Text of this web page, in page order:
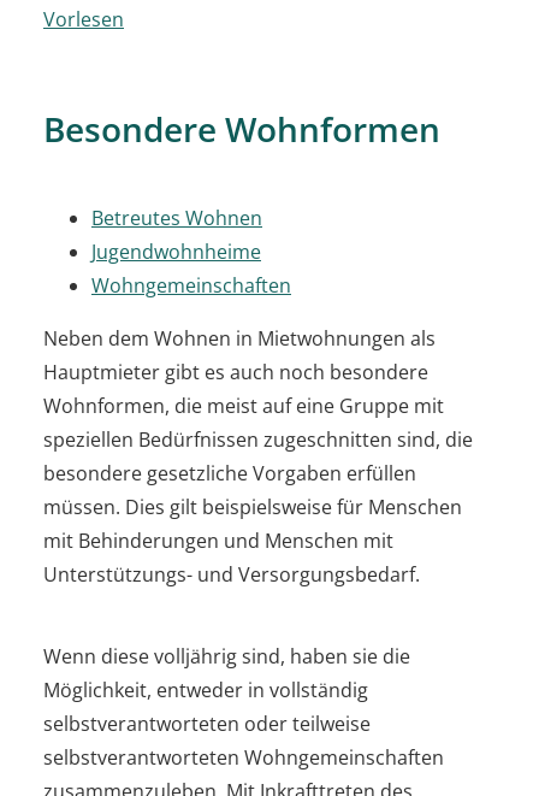
Vorlesen
Besondere Wohnformen
Betreutes Wohnen
Jugendwohnheime
Wohngemeinschaften
Neben dem Wohnen in Mietwohnungen als
Hauptmieter gibt es auch noch besondere
Wohnformen, die meist auf eine Gruppe mit
speziellen Bedürfnissen zugeschnitten sind, die
besondere gesetzliche Vorgaben erfüllen
müssen. Dies gilt beispielsweise für Menschen
mit Behinderungen und Menschen mit
Unterstützungs- und Versorgungsbedarf.
Wenn diese volljährig sind, haben sie die
Möglichkeit, entweder in vollständig
selbstverantworteten oder teilweise
selbstverantworteten Wohngemeinschaften